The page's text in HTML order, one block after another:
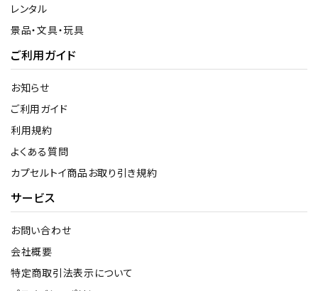
レンタル
景品・文具・玩具
ご利用ガイド
お知らせ
ご利用ガイド
利用規約
よくある質問
カプセルトイ商品お取り引き規約
サービス
お問い合わせ
会社概要
特定商取引法表示について